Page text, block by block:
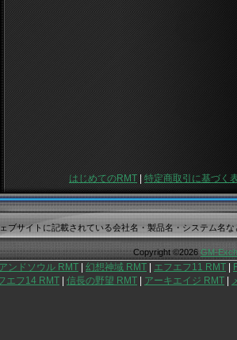
はじめてのRMT| 特定商取引に基づく
ブサイトに記載されている会社名・製品名・システム名
Copyright ©2026GM-
ンドソウル RMT 幻想神域 RMT エフエフ11 RMT
エフ14 RMT
信長の野望 RMT アーキエイジ RMT